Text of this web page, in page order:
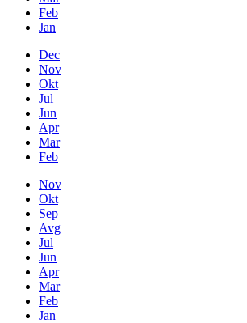
Feb
Jan
Dec
Nov
Okt
Jul
Jun
Apr
Mar
Feb
Nov
Okt
Sep
Avg
Jul
Jun
Apr
Mar
Feb
Jan